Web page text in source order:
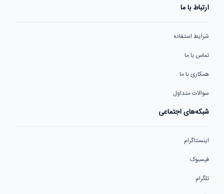
ارتباط با ما
شرایط استفاده
تماس با ما
همکاری با ما
سوالات متداول
شبکه‌های اجتماعی
اینستاگرام
فیسبوک
تلگرام